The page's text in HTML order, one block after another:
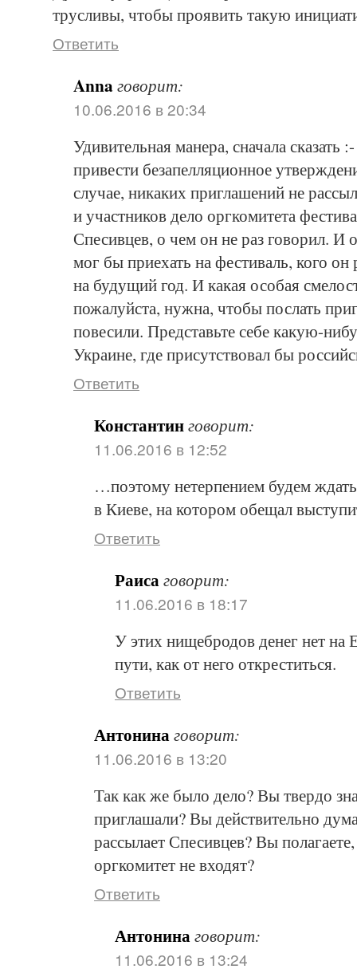
трусливы, чтобы проявить такую
Ответить
Annaговорит:
10.06.2016 в 20:34
Удивительная манера, сначала
привести безапелляционное
случае, никаких приглашений не
и участников дело оргкомитета
Спесивцев, о чем он не раз говорил. И
мог бы приехать на фестиваль, кого он
на будущий год. И какая особая
пожалуйста, нужна, чтобы послать
повесили. Представьте себе какую-
Украине, где присутствовал бы
Ответить
Константинговорит:
11.06.2016 в 12:52
…поэтому нетерпением будем
в Киеве, на котором обещал
Ответить
Раисаговорит:
11.06.2016 в 18:17
У этих нищебродов денег нет на
пути, как от него откреститься.
Ответить
Антонинаговорит:
11.06.2016 в 13:20
Так как же было дело? Вы твердо
приглашали? Вы действительно
рассылает Спесивцев? Вы
оргкомитет не входят?
Ответить
Антонинаговорит:
11.06.2016 в 13:24